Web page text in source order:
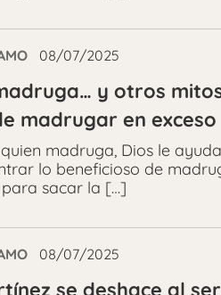
08/07/2025
y otros
madrugar en exceso
quien madruga, Dios le
lo beneficioso de
sacar la […]
08/07/2025
se deshace al